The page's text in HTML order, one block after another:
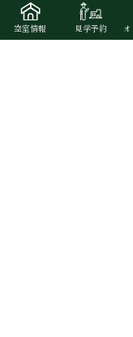
空室情報 見学予約